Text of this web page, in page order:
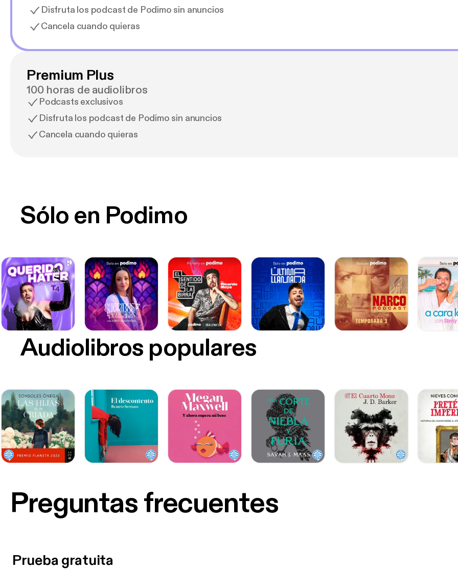
Disfruta los podcast de Podimo sin anuncios
Cancela cuando quieras
Premium Plus
100 horas de audiolibros
Podcasts exclusivos
Disfruta los podcast de Podimo sin anuncios
Cancela cuando quieras
Sólo en Podimo
Audiolibros populares
Preguntas frecuentes
Prueba gratuita